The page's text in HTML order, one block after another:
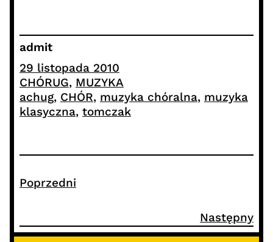
admit
29 listopada 2010
CHÓRUG, MUZYKA
achug, CHÓR, muzyka chóralna, muzyka
klasyczna, tomczak
Poprzedni
Następny